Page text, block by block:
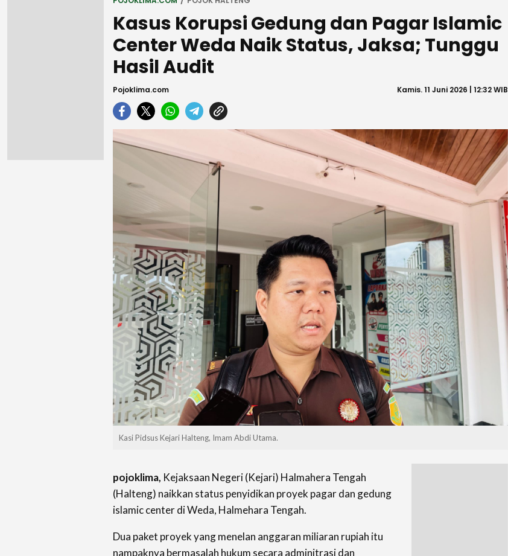
Kasus Korupsi Gedung dan Pagar Islamic
Center Weda Naik Status, Jaksa; Tunggu
Hasil Audit
Pojoklima.com Kamis. 11 Juni 2026 | 12:32 WIB
Kasi Pidsus Kejari Halteng, Imam Abdi Utama.
pojoklima, Kejaksaan Negeri (Kejari) Halmahera Tengah
(Halteng) naikkan status penyidikan proyek pagar dan gedung
islamic center di Weda, Halmehara Tengah.
Dua paket proyek yang menelan anggaran miliaran rupiah itu
nampaknya bermasalah hukum secara adminitrasi dan